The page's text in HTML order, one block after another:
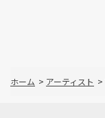
ホーム > アーティスト >